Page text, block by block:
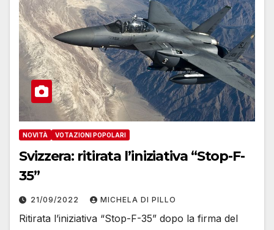
NOVITÀ VOTAZIONI POPOLARI
Svizzera: ritirata l’iniziativa “Stop-F-
35”
21/09/2022 MICHELA DI PILLO
Ritirata l’iniziativa “Stop-F-35” dopo la firma del